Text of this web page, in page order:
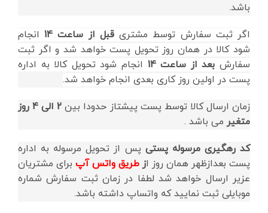
باشد.
اگر ثبت سفارش توسط مشتریقبل از ساعت 14
انجام
شود کالا در همان روز تحویل پست خواهد شد و اگر ثبت
سفارش بعد از ساعت 14
انجام شود تحویل کالا به اداره
پست در اولین روز کاری بعدی انجام خواهد شد.
زمان ارسال کالا توسط پست پیشتاز حدودا بین
2 الی 4 روز
متغیر می باشد .
کد رهگیری مرسوله پستی پس از تحویل مرسوله به اداره
پست بعدازظهر همان روز از طریق واتس آپ برای مشتریان
عزیر ارسال خواهد شد لطفا در زمان ثبت سفارش شماره
موبایلی ثبت نمایید که واتساپ داشته باشد.